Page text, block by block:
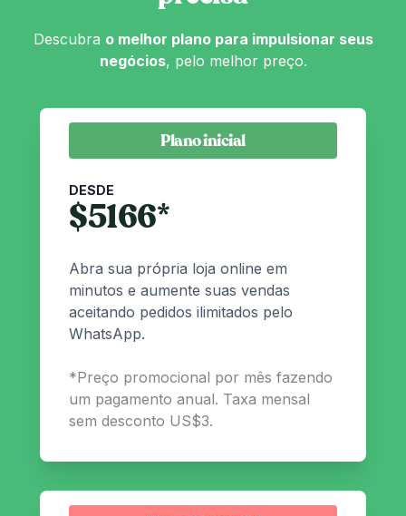
Descubra o melhor plano para impulsionar seus
negócios, pelo melhor preço.
Plano inicial
DESDE
$5166*
Abra sua própria loja online em
minutos e aumente suas vendas
aceitando pedidos ilimitados pelo
WhatsApp.
*Preço promocional por mês fazendo
um pagamento anual. Taxa mensal
sem desconto US$3.